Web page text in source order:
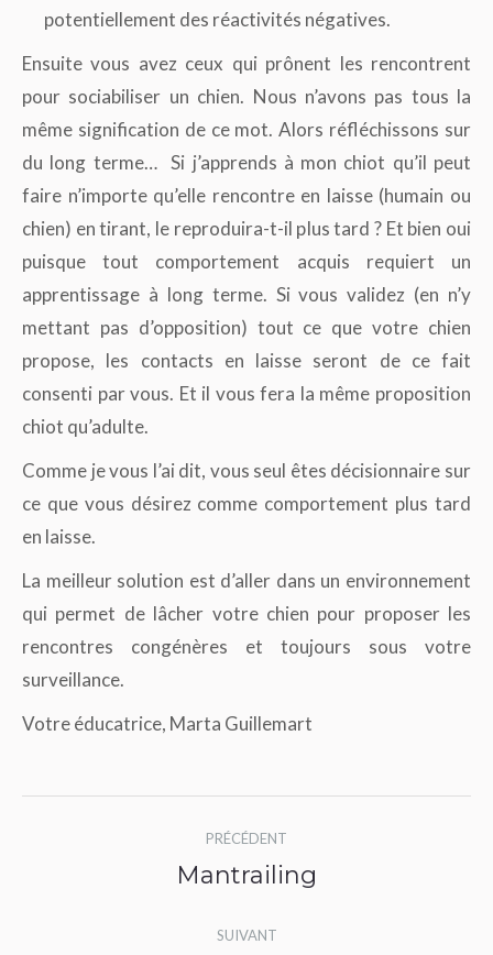
potentiellement des réactivités négatives.
Ensuite vous avez ceux qui prônent les rencontrent
pour sociabiliser un chien. Nous n’avons pas tous la
même signification de ce mot. Alors réfléchissons sur
du long terme… Si j’apprends à mon chiot qu’il peut
faire n’importe qu’elle rencontre en laisse (humain ou
chien) en tirant, le reproduira-t-il plus tard ? Et bien oui
puisque tout comportement acquis requiert un
apprentissage à long terme. Si vous validez (en n’y
mettant pas d’opposition) tout ce que votre chien
propose, les contacts en laisse seront de ce fait
consenti par vous. Et il vous fera la même proposition
chiot qu’adulte.
Comme je vous l’ai dit, vous seul êtes décisionnaire sur
ce que vous désirez comme comportement plus tard
en laisse.
La meilleur solution est d’aller dans un environnement
qui permet de lâcher votre chien pour proposer les
rencontres congénères et toujours sous votre
surveillance.
Votre éducatrice, Marta Guillemart
NavigationPRÉCÉDENT
Article
:
Mantrailing
SUIVANT